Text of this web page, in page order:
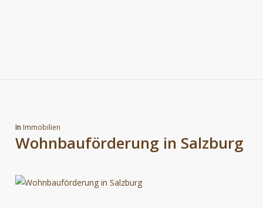
In Immobilien
Wohnbauförderung in Salzburg